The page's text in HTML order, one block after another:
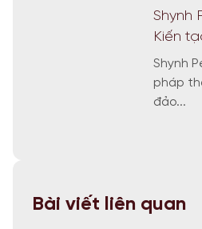
Shynh
Kiến
Shynh
pháp
đảo...
Bài viết liên quan